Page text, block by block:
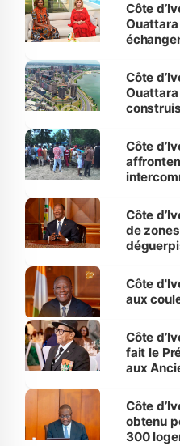
Côte
enfants
Côte
Côte
milieu
Côte
de
l'Etat de
vies
Côte
aux
Côte
fait le
aux
Côte
obtenu
300